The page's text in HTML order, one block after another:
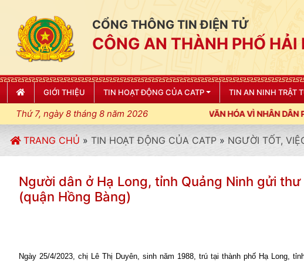
CỔNG THÔNG TIN ĐIỆN TỬ
CÔNG AN THÀNH PHỐ HẢI
GIỚI THIỆU TIN HOẠT ĐỘNG CỦA CATP TIN AN NINH TRẬT
Thứ 7, ngày 8 tháng 8 năm 2026
LỆNH; XÂY DỰNG NẾP SỐNG VĂN HÓA VÌ NHÂN DÂN PHỤC VỤ"
TRANG CHỦ » TIN HOẠT ĐỘNG CỦA CATP » NGƯỜI TỐT,
Người dân ở Hạ Long, tỉnh Quảng Ninh gửi
(quận Hồng Bàng)
Ngày 25/4/2023, chị Lê Thị Duyên, sinh năm 1988, trú tại thành phố Hạ Long,